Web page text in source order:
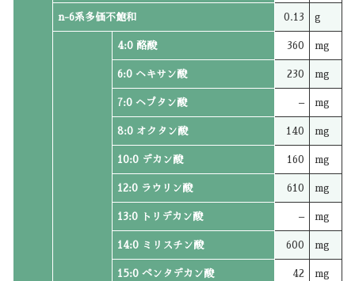
n-6系多価不飽和 0.13 g
4:0 酪酸 360 mg
6:0 ヘキサン酸 230 mg
7:0 ヘプタン酸 – mg
8:0 オクタン酸 140 mg
10:0 デカン酸 160 mg
12:0 ラウリン酸 610 mg
13:0 トリデカン酸 – mg
14:0 ミリスチン酸 600 mg
15:0 ペンタデカン酸 42 mg